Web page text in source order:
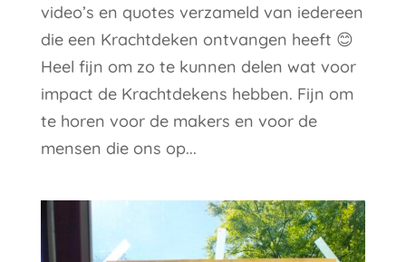
video’s en quotes verzameld van iedereen
die een Krachtdeken ontvangen heeft 😊
Heel fijn om zo te kunnen delen wat voor
impact de Krachtdekens hebben. Fijn om
te horen voor de makers en voor de
mensen die ons op...